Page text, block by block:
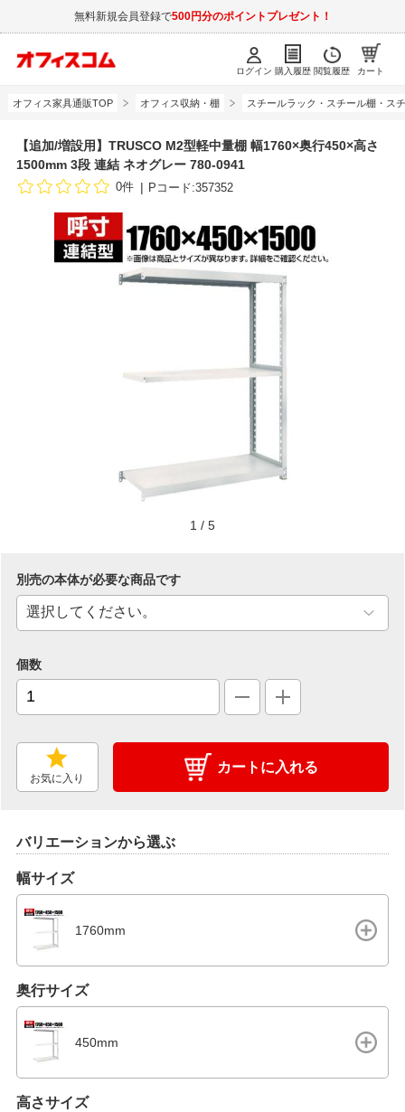
無料新規会員登録で500円分のポイントプレゼント！
ログイン 購入履歴 閲覧履歴 カート
オフィス家具通販TOP オフィス収納・棚 スチールラック・スチール棚・ス
【追加/増設用】TRUSCO M2型軽中量棚 幅1760×奥行450×高さ
1500mm 3段 連結 ネオグレー 780-0941
0件 Pコード:357352
1 / 5
別売の本体が必要な商品です
個数
お気に入り
カートに入れる
バリエーションから選ぶ
幅サイズ
1760mm
奥行サイズ
450mm
高さサイズ